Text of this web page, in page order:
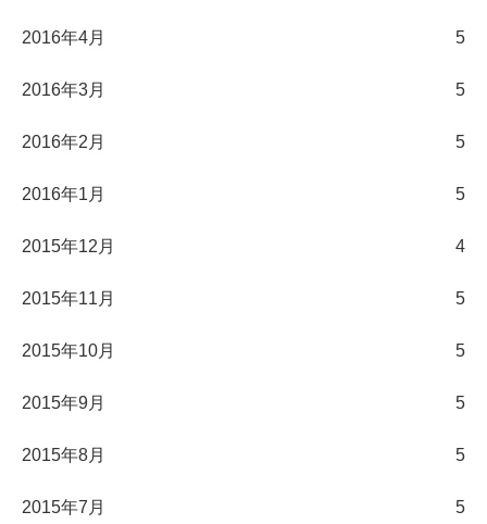
2016年4月 5
2016年3月 5
2016年2月 5
2016年1月 5
2015年12月 4
2015年11月 5
2015年10月 5
2015年9月 5
2015年8月 5
2015年7月 5